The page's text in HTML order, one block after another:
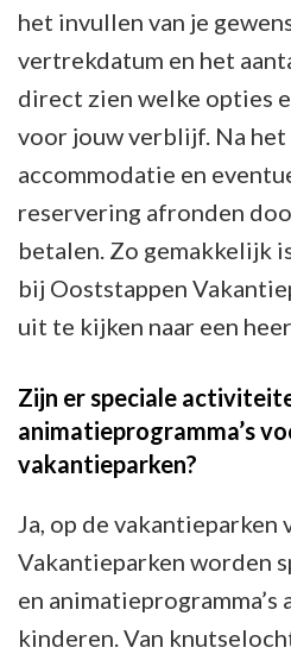
het invullen van je
vertrekdatum en het
direct zien welke opties
voor jouw verblijf. Na het
accommodatie en
reservering afronden
betalen. Zo gemakkelijk
bij Ooststappen
uit te kijken naar een
Zijn er speciale
animatieprogramma’s
vakantieparken?
Ja, op de vakantieparken
Vakantieparken worden
en
kinderen. Van